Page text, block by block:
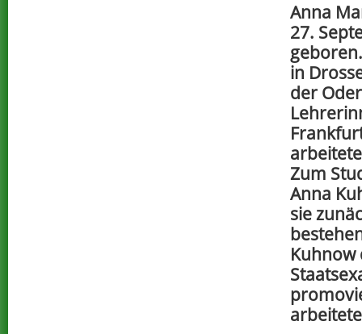
Anna
27.
in
der
Zum
Anna
sie
Kuhnow